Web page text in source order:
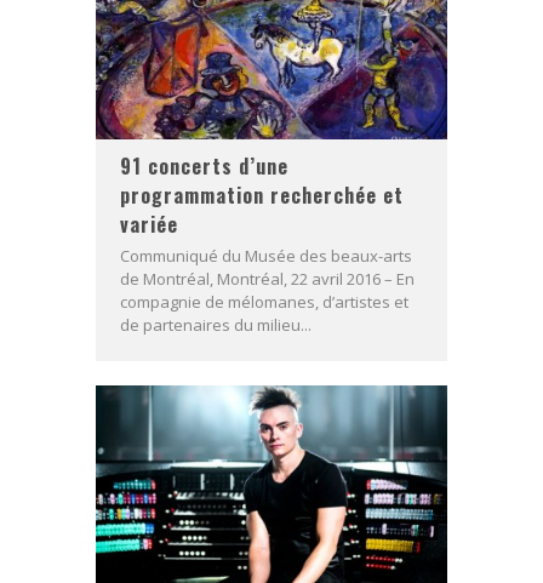
91 concerts d’une
programmation recherchée et
variée
Communiqué du Musée des beaux-arts
de Montréal, Montréal, 22 avril 2016 – En
compagnie de mélomanes, d’artistes et
de partenaires du milieu...